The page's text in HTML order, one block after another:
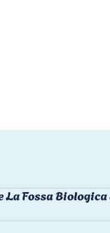
La Fossa